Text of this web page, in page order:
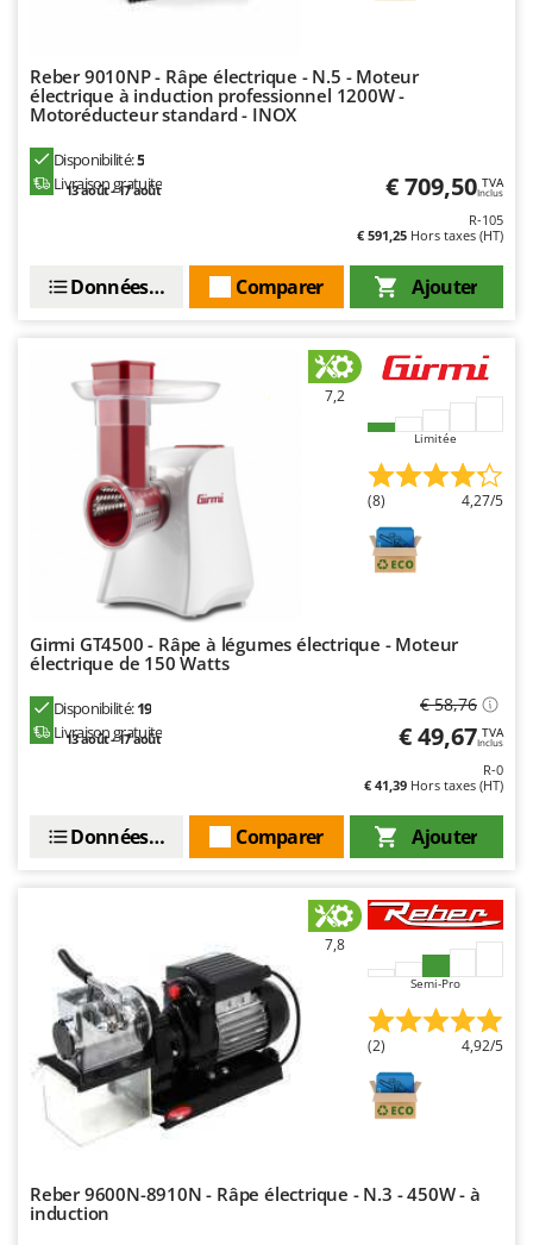
Tondeuses autoportées
Trancheuses
Trancheuses de sol
Transpalettes
Treuils de débardage
Vêtements de Sécurité
LAR Casalinghi
Lavor
Linea VZ
Lisam
M.A.I.BO.
Macte Ovens
Makita
MAMMAMIA
Marcato
Marina Systems
Master
Mastercook
Masterpro
McCulloch
Michelin
Mockmill
Mowox
MTD
N
New O.M.R.A.
Nilfisk
Ninja
Novatec
Novital
Reber 9010NP - Râpe électrique - N.5 - Moteur
électrique à induction professionnel 1200W -
Motoréducteur standard - INOX
Disponibilité:5
Livraison gratuite
13 août - 17 août € 709,50 TVA
Inclus
R-105
€ 591,25 Hors taxes (HT)
Ajouter
Comparer
Données techniques
7,2
Limitée
(8) 4,27/5
Girmi GT4500 - Râpe à légumes électrique - Moteur
électrique de 150 Watts
Disponibilité:19
Livraison gratuite
13 août - 17 août
€ 58,76
€ 49,67 TVA
Inclus
R-0
€ 41,39 Hors taxes (HT)
Ajouter
Comparer
Données techniques
7,8
Semi-Pro
(2) 4,92/5
Reber 9600N-8910N - Râpe électrique - N.3 - 450W - à
induction